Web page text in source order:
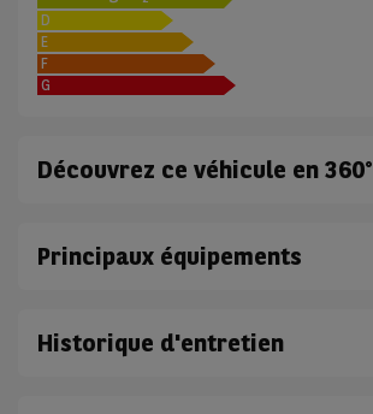
D
E
F
G
Découvrez ce véhicule en 360°
Principaux équipements
Historique d'entretien